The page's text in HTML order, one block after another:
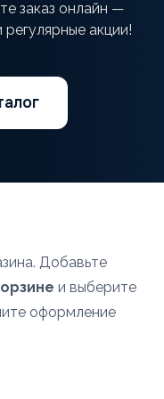
заказ онлайн —
акции!
Добавьте
и выберите
оформление